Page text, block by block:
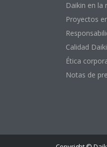
Daikin en la
Proyectos
Calidad
Ética
Notas de